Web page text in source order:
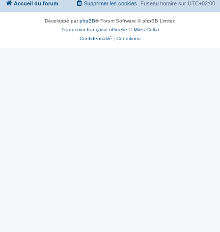
Accueil du forum Fuseau horaire sur UTC+02:00
Supprimer les cookies
Développé parphpBB® Forum Software © phpBB Limited
Traduction française officielle ©Miles Cellar
Confidentialité | Conditions